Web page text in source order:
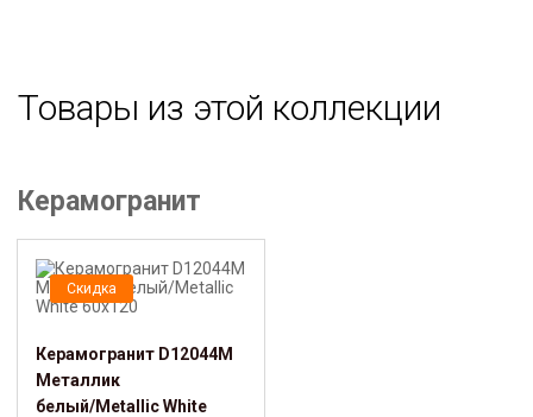
Товары из этой коллекции
Керамогранит
Скидка
Керамогранит D12044M
Металлик
белый/Metallic White